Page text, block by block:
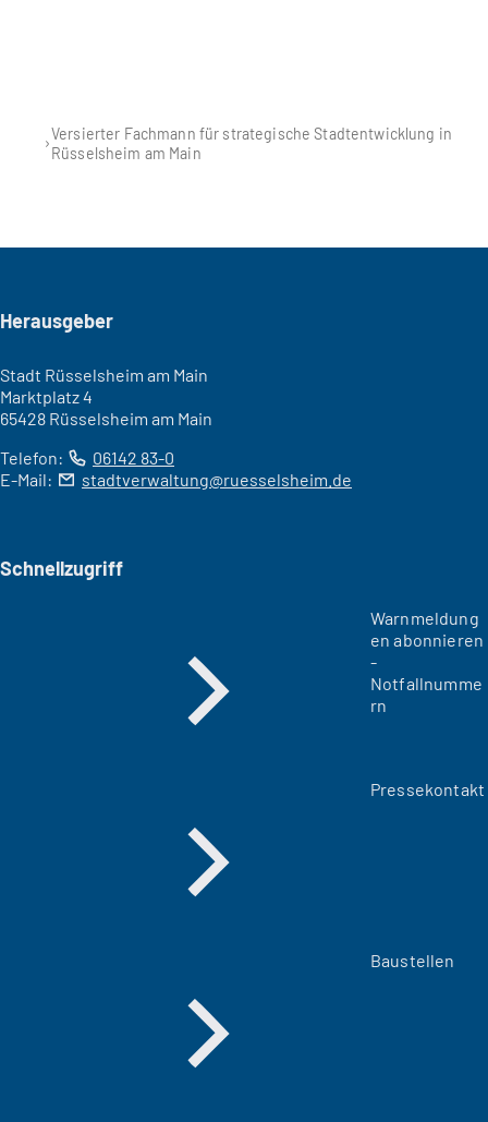
Versierter Fachmann für strategische Stadtentwicklung in
Rüsselsheim am Main
Seitenfuß
Herausgeber
Stadt Rüsselsheim am Main
Marktplatz 4
65428 Rüsselsheim am Main
Telefon:
06142 83-0
E-Mail:
stadtverwaltung ruesselsheim de
Schnellzugriff
Warnmeldung
en abonnieren
-
Notfallnumme
rn
Pressekontakt
Baustellen